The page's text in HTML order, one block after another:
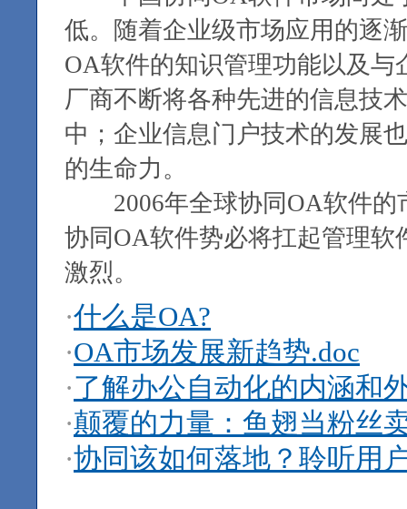
低。随着企业级市场应用的逐
OA软件的知识管理功能以及
厂商不断将各种先进的信息技
中；企业信息门户技术的发展
的生命力。
2006年全球协同OA软件的
协同OA软件势必将扛起管理软
激烈。
·什么是OA?
·OA市场发展新趋势.doc
·了解办公自动化的内涵和
·颠覆的力量：鱼翅当粉丝
·协同该如何落地？聆听用